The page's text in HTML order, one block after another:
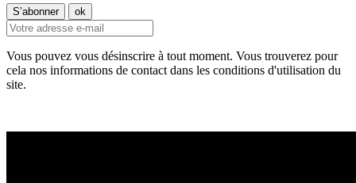
Vous pouvez vous désinscrire à tout moment. Vous trouverez pour
cela nos informations de contact dans les conditions d'utilisation du
site.